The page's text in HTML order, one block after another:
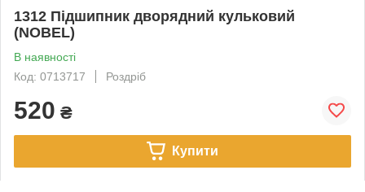
1312 Підшипник дворядний кульковий
(NOBEL)
В наявності
Код: 0713717
Роздріб
520 ₴
Купити